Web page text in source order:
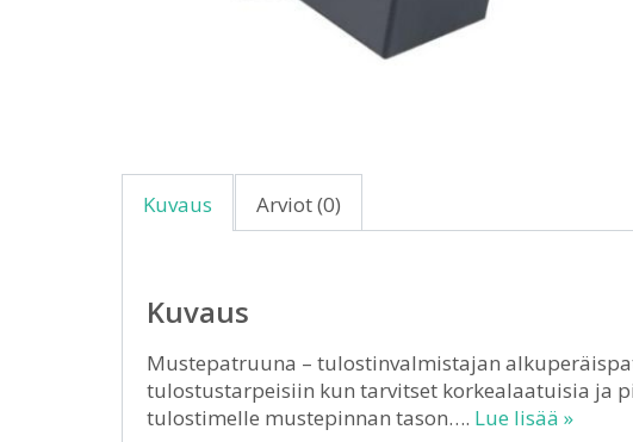
Kuvaus Arviot (0)
Kuvaus
Mustepatruuna – tulostinvalmistajan
tulostustarpeisiin kun tarvitset korkealaatuisia ja
tulostimelle mustepinnan tason…. Lue lisää »